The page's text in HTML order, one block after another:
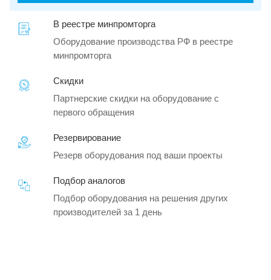
В реестре минпромторга
Оборудование производства РФ в реестре
минпромторга
Скидки
Партнерские скидки на оборудование с
первого обращения
Резервирование
Резерв оборудования под ваши проекты
Подбор аналогов
Подбор оборудования на решения других
производителей за 1 день